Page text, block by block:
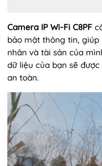
Camera IP Wi-Fi C8PF
bảo mật thông tin,
nhân và tài sản của
dữ liệu của bạn sẽ
an toàn.